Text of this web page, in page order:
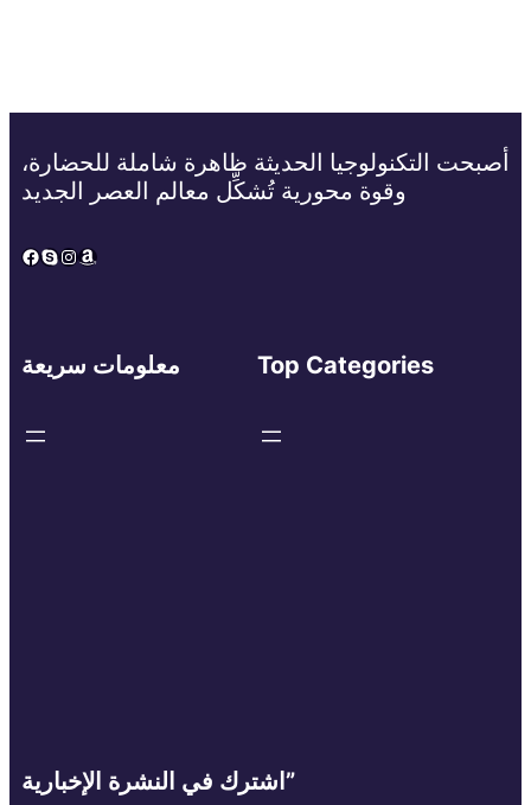
أصبحت التكنولوجيا الحديثة ظاهرة شاملة للحضارة،
وقوة محورية تُشكِّل معالم العصر الجديد
Facebook
Skype
Instagram
Amazon
معلومات سريعة Top Categories
اشترك في النشرة الإخبارية”